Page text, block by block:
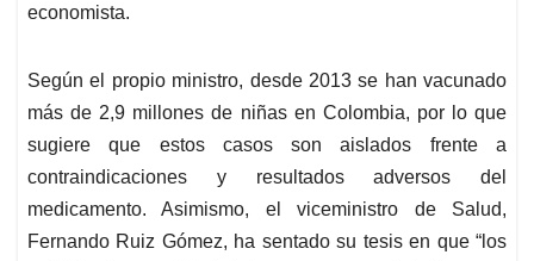
economista.
Según el propio ministro, desde 2013 se han vacunado
más de 2,9 millones de niñas en Colombia, por lo que
sugiere que estos casos son aislados frente a
contraindicaciones y resultados adversos del
medicamento. Asimismo, el viceministro de Salud,
Fernando Ruiz Gómez, ha sentado su tesis en que “los